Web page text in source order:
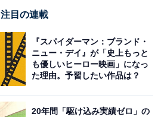
注目の連載
『スパイダーマン：ブランド・
ニュー・デイ』が「史上もっと
も優しいヒーロー映画」になっ
た理由。予習したい作品は？
20年間「駆け込み実績ゼロ」の